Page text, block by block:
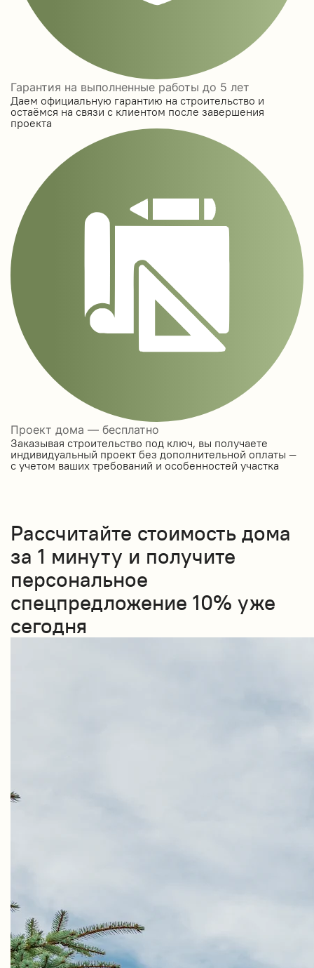
Гарантия на выполненные работы до 5 лет
Даем официальную гарантию на строительство и
остаёмся на связи с клиентом после завершения
проекта
Проект дома — бесплатно
Заказывая строительство под ключ, вы получаете
индивидуальный проект без дополнительной оплаты —
с учетом ваших требований и особенностей участка
Рассчитайте стоимость дома
за 1 минуту и получите
персональное
спецпредложение 10% уже
сегодня